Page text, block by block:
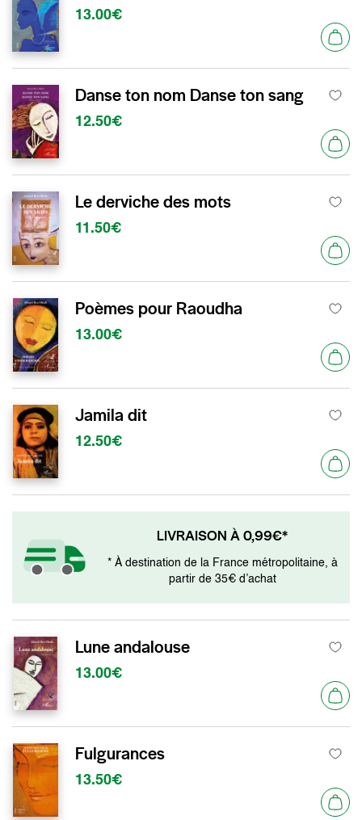
13.00€
Danse ton nom Danse ton sang
12.50€
Le derviche des mots
11.50€
Poèmes pour Raoudha
13.00€
Jamila dit
12.50€
LIVRAISON À 0,99€*
* À destination de la France métropolitaine, à
partir de 35€ d’achat
Lune andalouse
13.00€
Fulgurances
13.50€